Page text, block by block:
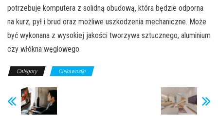
potrzebuje komputera z solidną obudową, która będzie odporna
na kurz, pył i brud oraz możliwe uszkodzenia mechaniczne. Może
być wykonana z wysokiej jakości tworzywa sztucznego, aluminium
czy włókna węglowego.
Category Ciekawostki